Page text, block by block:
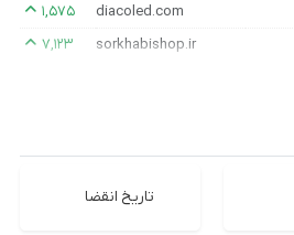
diacoled.com
۱,۵۷۵
sorkhabishop.ir ۷,۱۲۳
تاریخ انقضا